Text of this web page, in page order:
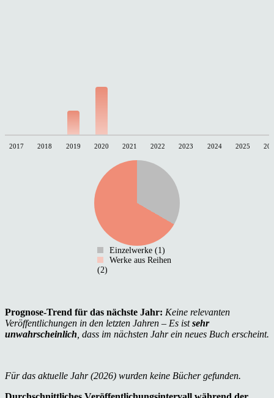
2017 2018 2019 2020 2021 2022 2023 2024 2025
Einzelwerke (1)
Werke aus Reihen
(2)
Prognose-Trend für das nächste Jahr: Keine relevanten
Veröffentlichungen in den letzten Jahren – Es istsehr
unwahrscheinlich , dass im nächsten Jahr ein neues Buch erscheint.
Für das aktuelle Jahr (2026) wurden keine Bücher gefunden.